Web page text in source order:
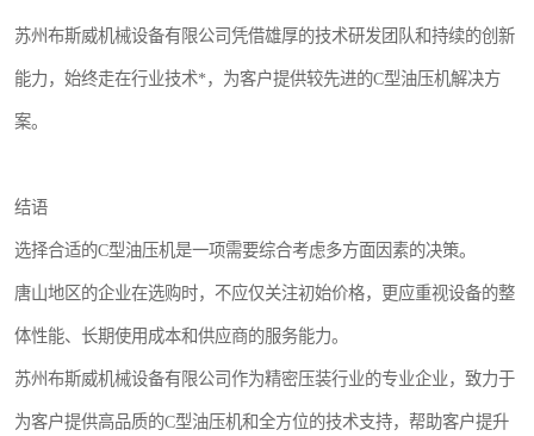
苏州布斯威机械设备有限公司凭借雄厚的技术研发团队和持续的创新
能力，始终走在行业技术*，为客户提供较先进的C型油压机解决方
案。
结语
选择合适的C型油压机是一项需要综合考虑多方面因素的决策。
唐山地区的企业在选购时，不应仅关注初始价格，更应重视设备的整
体性能、长期使用成本和供应商的服务能力。
苏州布斯威机械设备有限公司作为精密压装行业的专业企业，致力于
为客户提供高品质的C型油压机和全方位的技术支持，帮助客户提升